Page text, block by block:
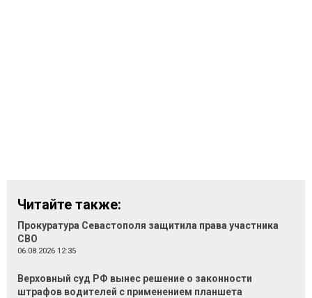
Читайте также:
Прокуратура Севастополя защитила права участника
СВО
06.08.2026 12:35
Верховный суд РФ вынес решение о законности
штрафов водителей с применением планшета